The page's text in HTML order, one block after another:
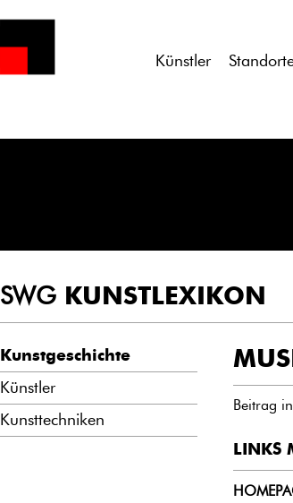
Künstler
SWG KUNSTLEXIKON
Kunstgeschichte
Künstler
Kunsttechniken
Beitrag
LINKS